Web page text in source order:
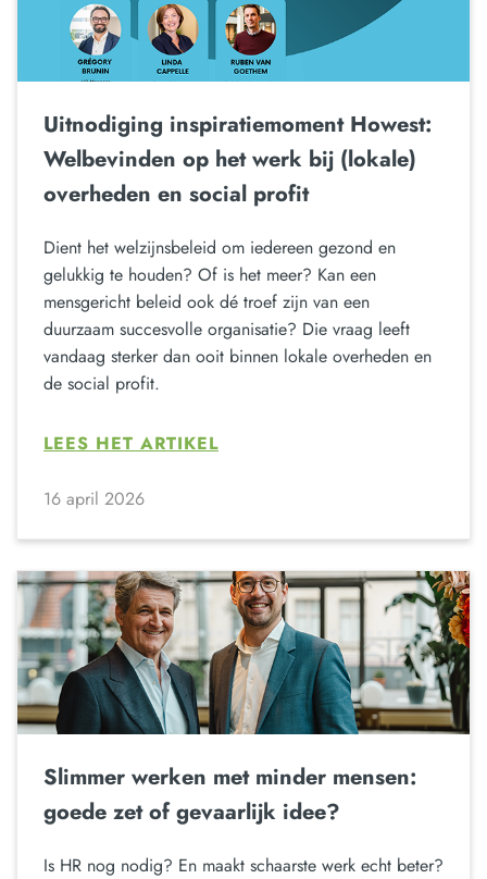
Uitnodiging inspiratiemoment Howest:
Welbevinden op het werk bij (lokale)
overheden en social profit
Dient het welzijnsbeleid om iedereen gezond en
gelukkig te houden? Of is het meer? Kan een
mensgericht beleid ook dé troef zijn van een
duurzaam succesvolle organisatie? Die vraag leeft
vandaag sterker dan ooit binnen lokale overheden en
de social profit.
LEES HET ARTIKEL
16 april 2026
Slimmer werken met minder mensen:
goede zet of gevaarlijk idee?
Is HR nog nodig? En maakt schaarste werk echt beter?